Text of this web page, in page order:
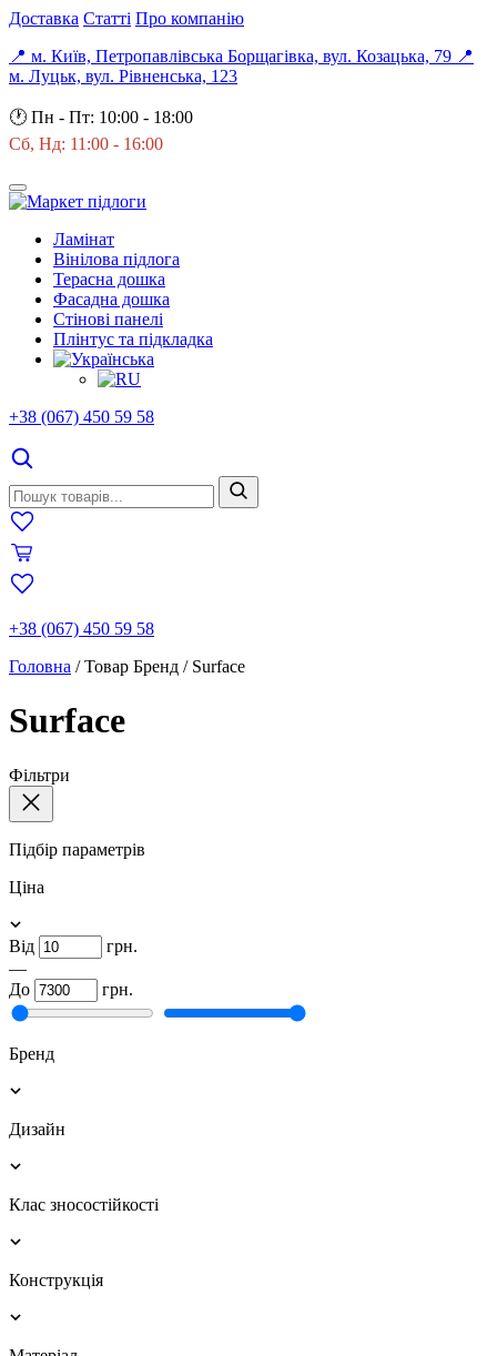
Доставка Статті Про компанію
📍 м. Київ, Петропавлівська Борщагівка, вул. Козацька, 79 📍
м. Луцьк, вул. Рівненська, 123
🕐 Пн - Пт: 10:00 - 18:00
Сб, Нд: 11:00 - 16:00
Ламінат
Вінілова підлога
Терасна дошка
Фасадна дошка
Стінові панелі
Плінтус та підкладка
+38 (067) 450 59 58
+38 (067) 450 59 58
Головна /Товар Бренд / Surface
Surface
Фільтри
Підбір параметрів
Ціна
Від
грн.
—
До
грн.
Бренд
Дизайн
Клас зносостійкості
Конструкція